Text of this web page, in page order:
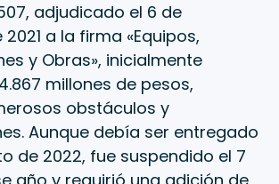
adjudicado el 6 de
a la firma «Equipos,
y Obras», inicialmente
millones de pesos,
obstáculos y
Aunque debía ser entregado
de 2022, fue suspendido el 7